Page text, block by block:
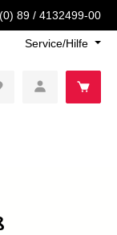
89 / 4132499-00
Service/Hilfe